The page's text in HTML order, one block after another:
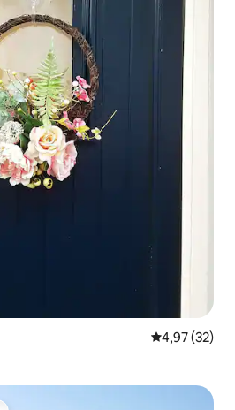
Gemiddelde
4,97 (32)